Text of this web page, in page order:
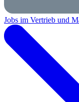
Jobs im Vertrieb und